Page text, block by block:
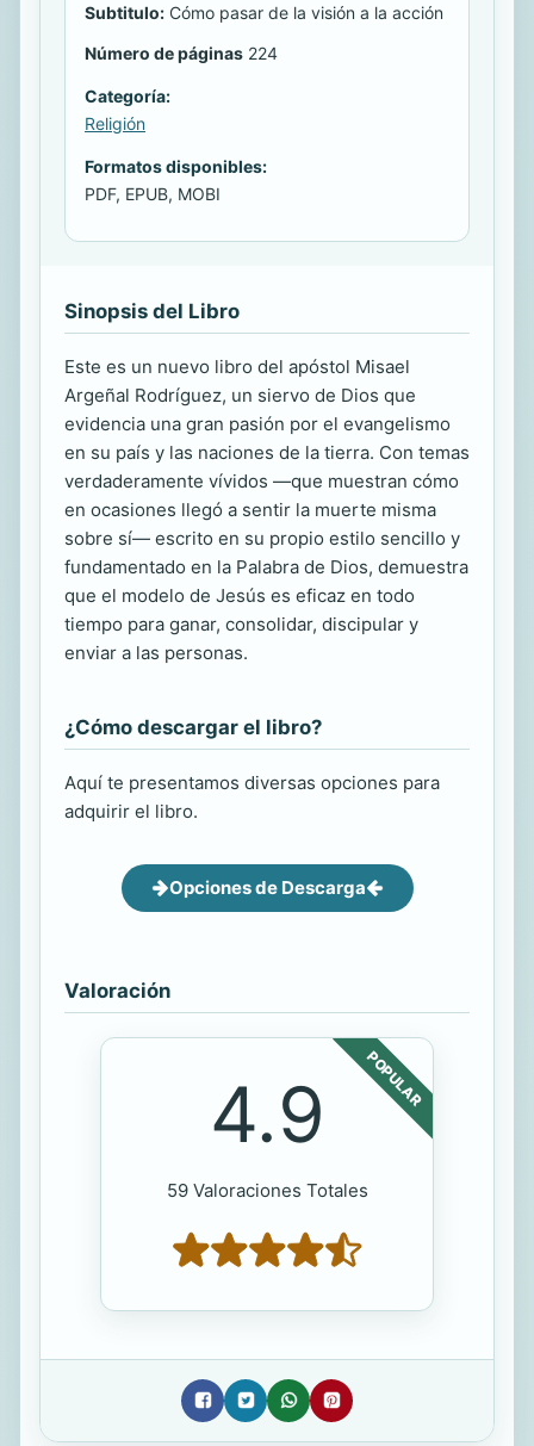
Subtitulo: Cómo pasar de la visión a la acción
Número de páginas 224
Categoría:
Religión
Formatos disponibles:
PDF, EPUB, MOBI
Sinopsis del Libro
Este es un nuevo libro del apóstol Misael
Argeñal Rodríguez, un siervo de Dios que
evidencia una gran pasión por el evangelismo
en su país y las naciones de la tierra. Con temas
verdaderamente vívidos —que muestran cómo
en ocasiones llegó a sentir la muerte misma
sobre sí— escrito en su propio estilo sencillo y
fundamentado en la Palabra de Dios, demuestra
que el modelo de Jesús es eficaz en todo
tiempo para ganar, consolidar, discipular y
enviar a las personas.
¿Cómo descargar el libro?
Aquí te presentamos diversas opciones para
adquirir el libro.
Opciones de Descarga
Valoración
POPULAR
4.9
59 Valoraciones Totales